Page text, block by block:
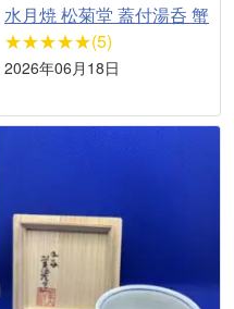
水月焼 松菊堂 蓋付湯呑 蟹
★★★★★(5)
2026年06月18日